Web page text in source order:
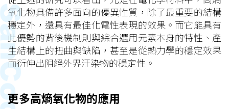
氧化物具備許多面向的優異性質，除了最重要的結構
穩定外，還具有最佳化電性表現的效果。而它能具有
此優勢的背後機制則與綜合選用元素本身的特性、產
生結構上的扭曲與缺陷，甚至是從熱力學的穩定效果
而衍伸出阻絕外界汙染物的穩定性。
更多高熵氧化物的應用